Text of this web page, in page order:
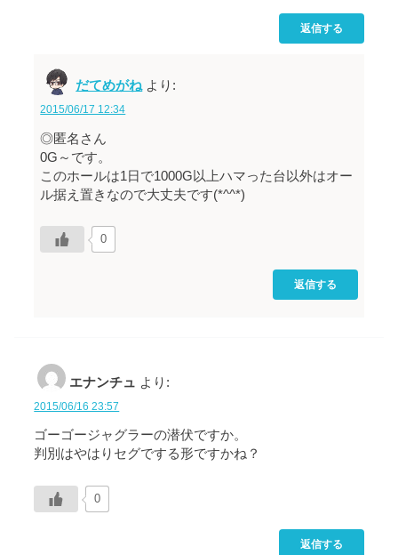
返信する
だてめがね より:
2015/06/17 12:34
◎匿名さん
0G～です。
このホールは1日で1000G以上ハマった台以外はオー
ル据え置きなので大丈夫です(*^^*)
0
返信する
エナンチュ より:
2015/06/16 23:57
ゴーゴージャグラーの潜伏ですか。
判別はやはりセグでする形ですかね？
0
返信する